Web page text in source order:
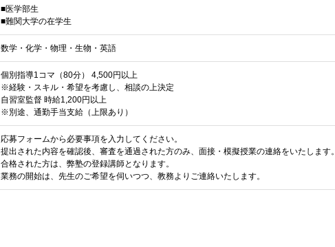
■医学部生
■難関大学の在学生
数学・化学・物理・生物・英語
個別指導1コマ（80分） 4,500円以上
※経験・スキル・希望を考慮し、相談の上決定
自習室監督 時給1,200円以上
※別途、通勤手当支給（上限あり）
応募フォームから必要事項を入力してください。
提出された内容を確認後、審査を通過された方のみ、面接・模擬授業の連絡をいたします。
合格された方は、弊塾の登録講師となります。
業務の開始は、先生のご希望を伺いつつ、教務よりご連絡いたします。